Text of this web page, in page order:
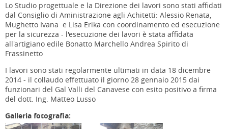
Lo Studio progettuale e la Direzione dei lavori sono stati affidati
dal Consiglio di Aministrazione agli Achitetti: Alessio Renata,
Mughetto Ivana e Lisa Erika con coordinamento ed esecuzione
per la sicurezza - l'esecuzione dei lavori è stata affidata
all'artigiano edile Bonatto Marchello Andrea Spirito di
Frassinetto
I lavori sono stati regolarmente ultimati in data 18 dicembre
2014 - il collaudo effettuato il giorno 28 gennaio 2015 dai
funzionari del Gal Valli del Canavese con esito positivo a firma
del dott. Ing. Matteo Lusso
Galleria fotografia: